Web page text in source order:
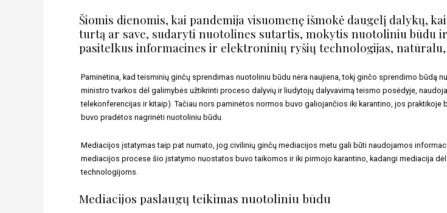
Šiomis dienomis, kai pandemija visuomenę išmokė daugelį dalykų,
turtą ar save, sudaryti nuotolines sutartis, mokytis nuotoliniu būdu
pasitelkus informacines ir elektroninių ryšių technologijas,
Paminėtina, kad teisminių ginčų sprendimas nuotoliniu būdu nėra naujiena, tokį ginčo sprendimo būdą
ministro tvarkos dėl galimybės užtikrinti proceso dalyvių ir liudytojų dalyvavimą teismo posėdyje,
telekonferencijas ir kitaip). Tačiau nors paminėtos normos buvo galiojančios iki karantino, jos
buvo pradėtos nagrinėti nuotoliniu būdu.
Mediacijos įstatymas taip pat numato, jog civilinių ginčų mediacijos metu gali būti naudojamos
mediacijos procese šio įstatymo nuostatos buvo taikomos ir iki pirmojo karantino, kadangi mediacija
technologijoms.
Mediacijos paslaugų teikimas nuotoliniu būdu